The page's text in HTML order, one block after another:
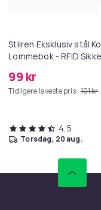
med rom -
Stilren Eksklusiv stål
Lommebok - RFID
99 kr
Tidligere laveste pris: 101 kr
4,5
torsdag, 20 aug.